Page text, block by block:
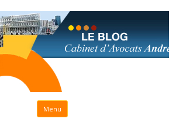
Menu Aller au contenu principal